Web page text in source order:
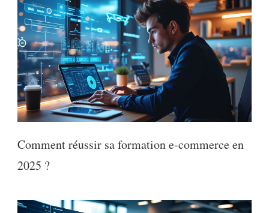
Comment réussir sa formation e-commerce en
2025 ?